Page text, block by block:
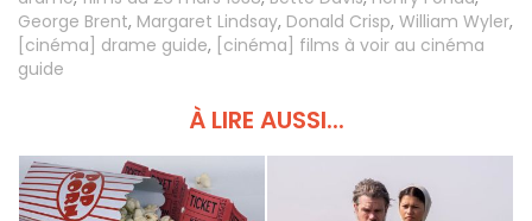
George Brent, Margaret Lindsay, Donald Crisp, William Wyler,
[cinéma] drame guide, [cinéma] films à voir au cinéma
guide
À LIRE AUSSI...